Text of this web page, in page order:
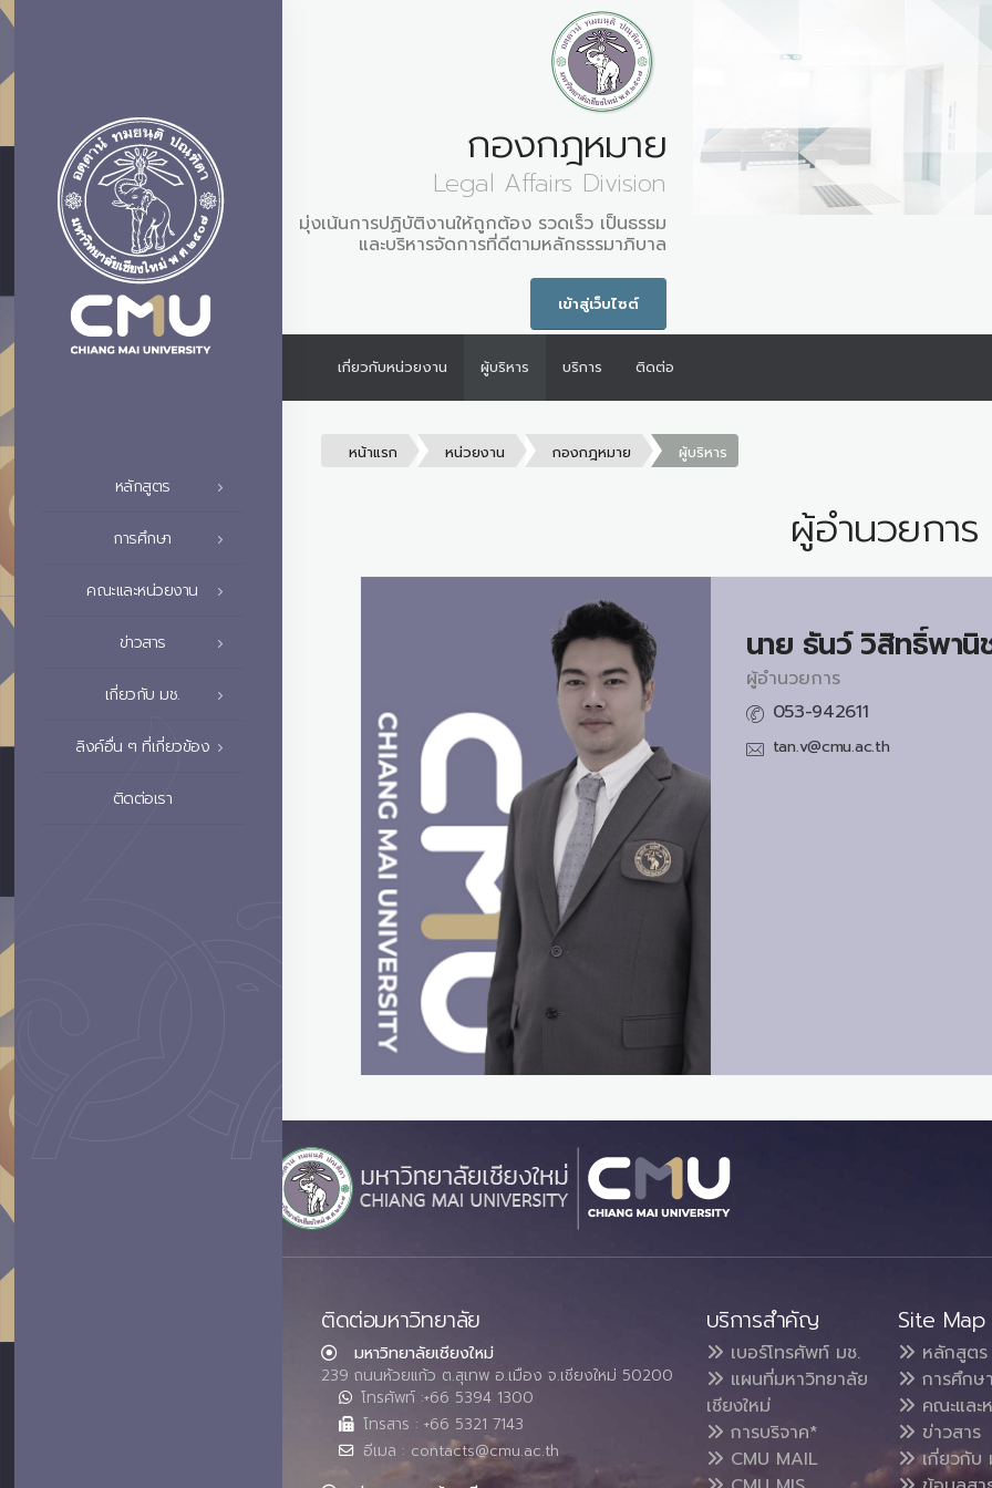
หลักสูตร
การศึกษา
คณะและหน่วยงาน
ข่าวสาร
เกี่ยวกับ มช.
ลิงค์อื่น ๆ ที่เกี่ยวข้อง
ติดต่อเรา
กองกฎหมาย
Legal Affairs Division
มุ่งเน้นการปฏิบัติงานให้ถูกต้อง รวดเร็ว เป็นธรรม
และบริหารจัดการที่ดีตามหลักธรรมาภิบาล
เข้าสู่เว็บไซต์
เกี่ยวกับหน่วยงาน ผู้บริหาร บริการ ติดต่อ
หน้าแรก หน่วยงาน กองกฎหมาย ผู้บริหาร
ผู้อำนวยการ
นาย ธันว์ วิสิทธิ์พานิ
ผู้อำนวยการ
053-942611
tan.v@cmu.ac.th
ติดต่อมหาวิทยาลัย
มหาวิทยาลัยเชียงใหม่
239 ถนนห้วยแก้ว ต.สุเทพ อ.เมือง จ.เชียงใหม่ 50200
โทรศัพท์ :+66 5394 1300
โทรสาร : +66 5321 7143
อีเมล : contacts@cmu.ac.th
บริการสำคัญ
เบอร์โทรศัพท์ มช.
แผนที่มหาวิทยาลัย
เชียงใหม่
การบริจาค*
CMU MAIL
Site Map
หลักสูตร
การศึกษ
คณะและ
ข่าวสาร
เกี่ยวกับ